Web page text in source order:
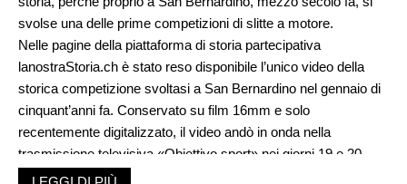
svolse una delle prime competizioni di slitte a motore.
Nelle pagine della piattaforma di storia partecipativa
lanostraStoria.ch è stato reso disponibile l’unico video della
storica competizione svoltasi a San Bernardino nel gennaio di
cinquant’anni fa. Conservato su film 16mm e solo
recentemente digitalizzato, il video andò in onda nella
trasmissione televisiva «Obiettivo sport» nei giorni 19 e 20
gennaio 1969. Lo storico video dedicato a una delle prime gare